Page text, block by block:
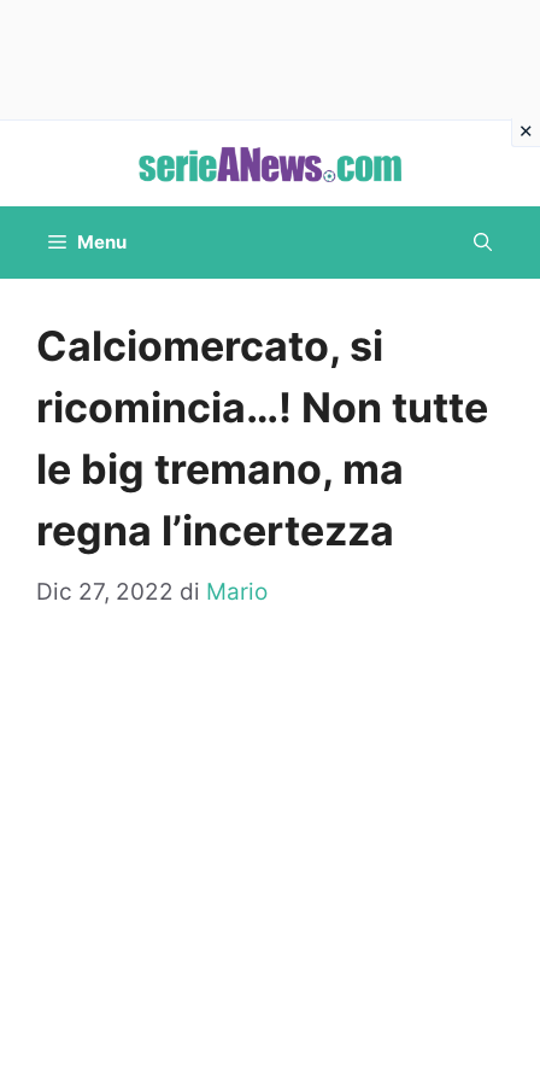
contenuto
Menu
Calciomercato, si
ricomincia…! Non tutte
le big tremano, ma
regna l’incertezza
Dic 27, 2022 di Mario